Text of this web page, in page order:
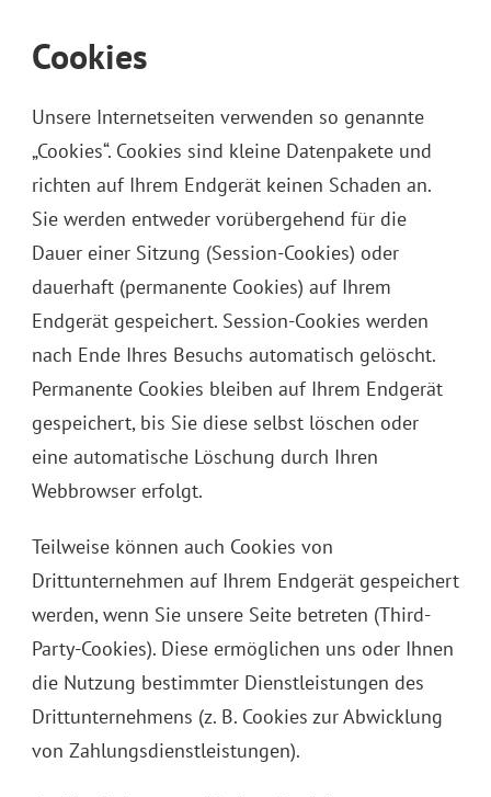
Cookies
Unsere Internetseiten verwenden so genannte
„Cookies“. Cookies sind kleine Datenpakete und
richten auf Ihrem Endgerät keinen Schaden an.
Sie werden entweder vorübergehend für die
Dauer einer Sitzung (Session-Cookies) oder
dauerhaft (permanente Cookies) auf Ihrem
Endgerät gespeichert. Session-Cookies werden
nach Ende Ihres Besuchs automatisch gelöscht.
Permanente Cookies bleiben auf Ihrem Endgerät
gespeichert, bis Sie diese selbst löschen oder
eine automatische Löschung durch Ihren
Webbrowser erfolgt.
Teilweise können auch Cookies von
Drittunternehmen auf Ihrem Endgerät gespeichert
werden, wenn Sie unsere Seite betreten (Third-
Party-Cookies). Diese ermöglichen uns oder Ihnen
die Nutzung bestimmter Dienstleistungen des
Drittunternehmens (z. B. Cookies zur Abwicklung
von Zahlungsdienstleistungen).